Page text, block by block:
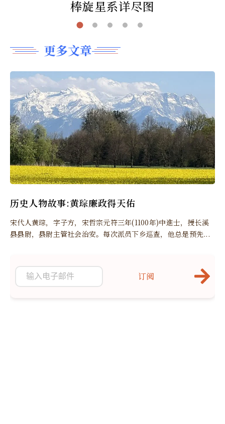
棒旋星系详尽图
更多文章
历史人物故事:黄琮廉政得天佑
宋代人黄琮，字子方，宋哲宗元符三年(1100年)中進士，授长溪
县县尉，县尉主管社会治安。每次派员下乡巡查，他总是预先...
订阅